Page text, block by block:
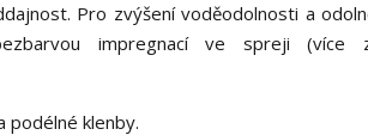
Pro zvýšení voděodolnosti a
impregnací ve spreji (více
podélné klenby.